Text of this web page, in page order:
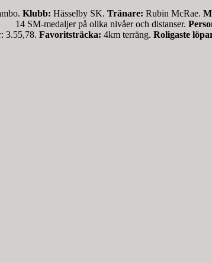
Klubb: Hässelby SK. Tränare: Rubin McRae.
på olika nivåer och distanser.
Favoritsträcka: 4km terräng. Roligaste